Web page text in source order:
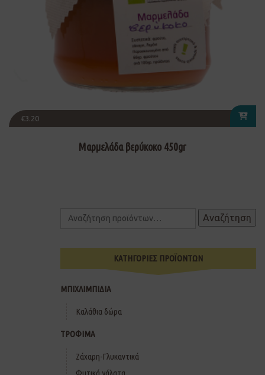
€3.20
Μαρμελάδα βερύκοκο 450gr
Αναζήτηση
ΚΑΤΗΓΟΡΙΕΣ ΠΡΟΪΟΝΤΩΝ
ΜΠΙΧΛΙΜΠΙΔΙΑ
Καλάθια δώρα
ΤΡΟΦΙΜΑ
Ζάχαρη-Γλυκαντικά